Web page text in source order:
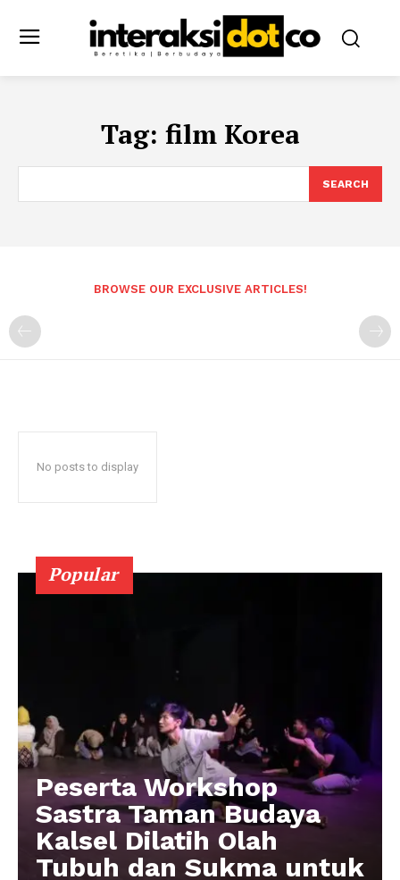
Tag: film Korea
SEARCH
BROWSE OUR EXCLUSIVE ARTICLES!
No posts to display
Popular
Peserta Workshop
Sastra Taman Budaya
Kalsel Dilatih Olah
Tubuh dan Sukma untuk